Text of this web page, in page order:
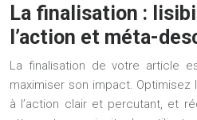
La finalisation :
l’action et méta-
La finalisation de votre article
maximiser son impact. Optimisez
à l’action clair et percutant, et